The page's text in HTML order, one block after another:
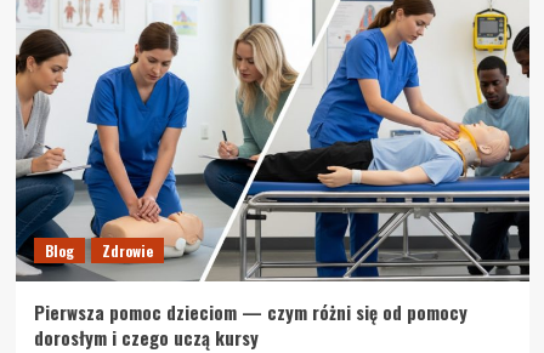
Blog Zdrowie
Pierwsza pomoc dzieciom — czym różni się od pomocy
dorosłym i czego uczą kursy